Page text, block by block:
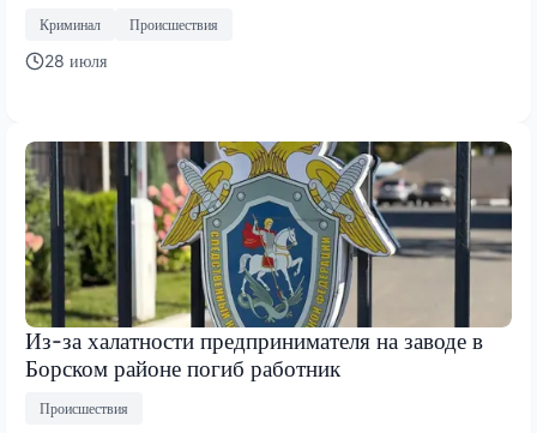
Криминал Происшествия
28 июля
Из-за халатности предпринимателя на заводе в
Борском районе погиб работник
Происшествия